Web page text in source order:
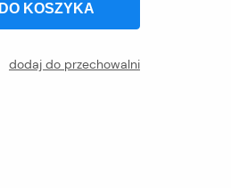
DO KOSZYKA
dodaj do przechowalni